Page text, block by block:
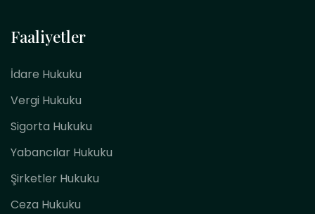
Faaliyetler
İdare Hukuku
Vergi Hukuku
Sigorta Hukuku
Yabancılar Hukuku
Şirketler Hukuku
Ceza Hukuku